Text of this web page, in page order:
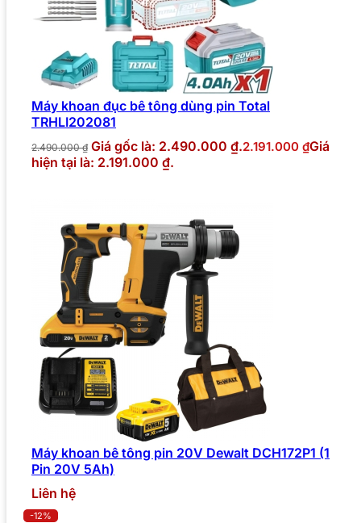
Máy khoan đục bê tông dùng pin Total
TRHLI202081
2.490.000₫ Giá gốc là: 2.490.000 ₫.2.191.000 ₫Giá
hiện tại là: 2.191.000 ₫.
Máy khoan bê tông pin 20V Dewalt DCH172P1 (1
Pin 20V 5Ah)
Liên hệ
-12%